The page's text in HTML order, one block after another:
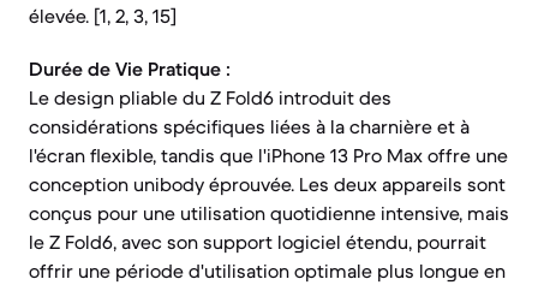
élevée. [1, 2, 3, 15]
Durée de Vie Pratique :
Le design pliable du Z Fold6 introduit des
considérations spécifiques liées à la charnière et à
l'écran flexible, tandis que l'iPhone 13 Pro Max offre une
conception unibody éprouvée. Les deux appareils sont
conçus pour une utilisation quotidienne intensive, mais
le Z Fold6, avec son support logiciel étendu, pourrait
offrir une période d'utilisation optimale plus longue en